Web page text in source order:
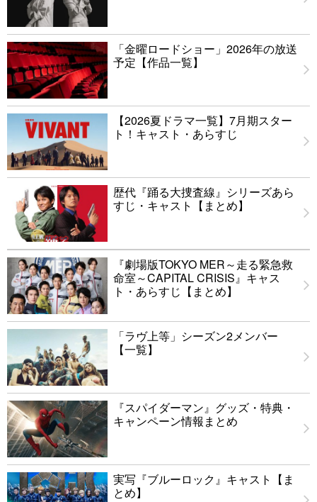
「金曜ロードショー」2026年の放送
予定【作品一覧】
【2026夏ドラマ一覧】7月期スター
ト！キャスト・あらすじ
歴代『踊る大捜査線』シリーズあら
すじ・キャスト【まとめ】
『劇場版TOKYO MER～走る緊急救
命室～CAPITAL CRISIS』キャス
ト・あらすじ【まとめ】
「ラヴ上等」シーズン2メンバー
【一覧】
『スパイダーマン』グッズ・特典・
キャンペーン情報まとめ
実写『ブルーロック』キャスト【ま
とめ】